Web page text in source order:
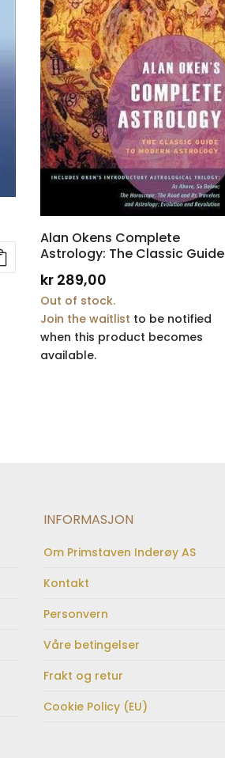
Alan Okens Complete
Astrology: The Classic Guide
kr289,00
Out of stock.
Join the waitlist to be notified
when this product becomes
available.
INFORMASJON
Om Primstaven Inderøy AS
Kontakt
Personvern
Våre betingelser
Frakt og retur
Cookie Policy (EU)